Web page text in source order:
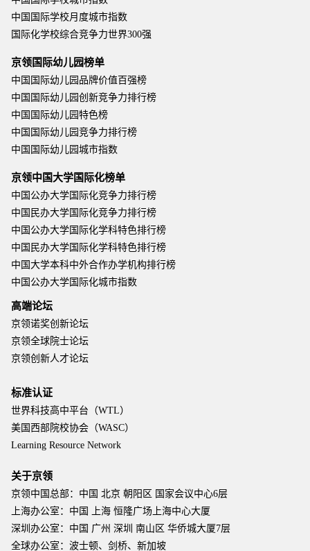
中国国际学校月度城市指数
国际化学校综合竞争力世界300强
京领国际幼儿园榜单
中国国际幼儿园品牌价值百强榜
中国国际幼儿园创新竞争力排行榜
中国国际幼儿园特色榜
中国国际幼儿园竞争力排行榜
中国国际幼儿园城市指数
京领中国大学国际化榜单
中国公办大学国际化竞争力排行榜
中国民办大学国际化竞争力排行榜
中国公办大学国际化学科特色排行榜
中国民办大学国际化学科特色排行榜
中国大学本科中外合作办学机构排行榜
中国公办大学国际化城市指数
高端论坛
京领诺奖创新论坛
京领全球院士论坛
京领创新人才论坛
标准认证
世界科技高中平台（WTL）
美国西部院校协会（WASC）
Learning Resource Network
关于京领
京领中国总部：中国 北京 朝阳区 国家会议中心6层
上海办公室：中国 上海 恒隆广场上海中心大厦
深圳办公室：中国 广州 深圳 南山区 华侨城大厦7层
全球办公室：波士顿、剑桥、新加坡